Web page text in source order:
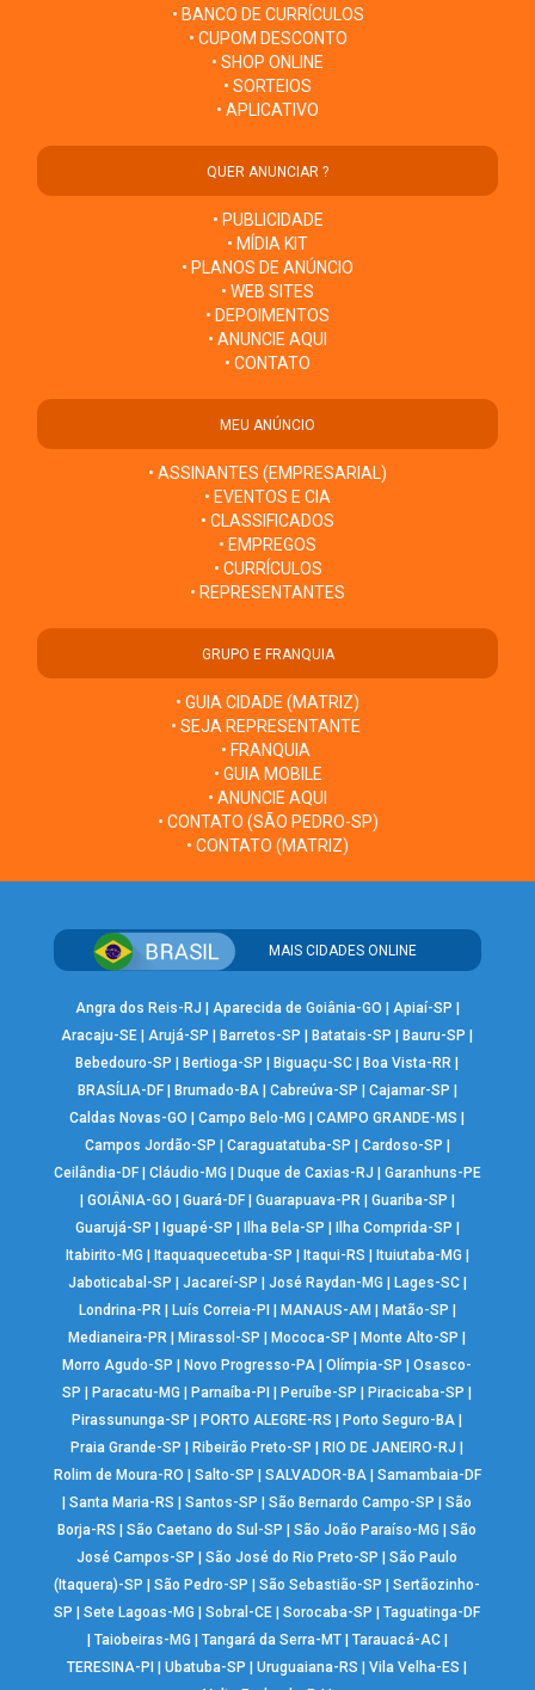
• BANCO DE CURRÍCULOS
• CUPOM DESCONTO
• SHOP ONLINE
• SORTEIOS
• APLICATIVO
QUER ANUNCIAR ?
• PUBLICIDADE
• MÍDIA KIT
• PLANOS DE ANÚNCIO
• WEB SITES
• DEPOIMENTOS
• ANUNCIE AQUI
• CONTATO
MEU ANÚNCIO
• ASSINANTES (EMPRESARIAL)
• EVENTOS E CIA
• CLASSIFICADOS
• EMPREGOS
• CURRÍCULOS
• REPRESENTANTES
GRUPO E FRANQUIA
• GUIA CIDADE (MATRIZ)
• SEJA REPRESENTANTE
• FRANQUIA
• GUIA MOBILE
• ANUNCIE AQUI
• CONTATO (SÃO PEDRO-SP)
• CONTATO (MATRIZ)
MAIS CIDADES ONLINE
Angra dos Reis-RJ Aparecida de Goiânia-GO Apiaí-SP
Aracaju-SE |Arujá-SP Barretos-SP Batatais-SP Bauru-SP
Bebedouro-SP
Bertioga-SP Biguaçu-SC Boa Vista-RR
BRASÍLIA-DF| Brumado-BA| Cabreúva-SP Cajamar-SP
Caldas Novas-GO
|Campo Belo-MG |CAMPO GRANDE-MS
Campos Jordão-SP
Caraguatatuba-SP Cardoso-SP
Ceilândia-DF| Cláudio-MG Duque de Caxias-RJ
Garanhuns-PE
GOIÂNIA-GO Guará-DF| Guarapuava-PR| Guariba-SP
Guarujá-SP
Iguapé-SP Ilha Bela-SP Ilha Comprida-SP
Itabirito-MG
Itaquaquecetuba-SP Itaqui-RS Ituiutaba-MG
Jaboticabal-SP
Jacareí-SP José Raydan-MG Lages-SC|
Londrina-PR| Luís Correia-PI MANAUS-AM Matão-SP
Medianeira-PR
Mirassol-SP Mococa-SP Monte Alto-SP
Morro Agudo-SP
Novo Progresso-PA |Olímpia-SP |Osasco-
SP
Paracatu-MG Parnaíba-PI Peruíbe-SP Piracicaba-SP
Pirassununga-SP
PORTO ALEGRE-RS Porto Seguro-BA
Praia Grande-SP
Ribeirão Preto-SP RIO DE JANEIRO-RJ
Rolim de Moura-RO
Salto-SP SALVADOR-BA| Samambaia-DF
|Santa Maria-RS |Santos-SP |São Bernardo Campo-SP |São
Borja-RS
|São Caetano do Sul-SP |São João Paraíso-MG |São
José Campos-SP
|São José do Rio Preto-SP |São Paulo
(Itaquera)-SP
|São Pedro-SP |São Sebastião-SP |Sertãozinho-
SP
|Sete Lagoas-MG |Sobral-CE |Sorocaba-SP |Taguatinga-DF
Taiobeiras-MG Tangará da Serra-MT| Tarauacá-AC|
TERESINA-PI
|Ubatuba-SP |Uruguaiana-RS |Vila Velha-ES